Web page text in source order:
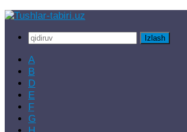
Skip
contentQidirshish:
A
B
D
E
F
G